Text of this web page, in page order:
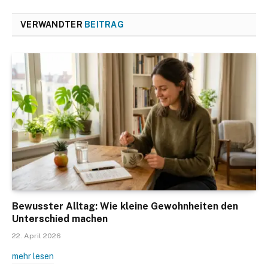
VERWANDTER BEITRAG
Bewusster Alltag: Wie kleine Gewohnheiten den
Unterschied machen
22. April 2026
mehr lesen